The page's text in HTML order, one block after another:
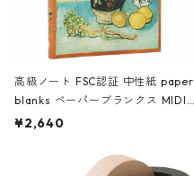
高級ノート FSC認証 中性紙 paper
blanks ペーパーブランクス MIDI
ハードカバー 罫線 ヴァン・ゴッホ
¥2,640